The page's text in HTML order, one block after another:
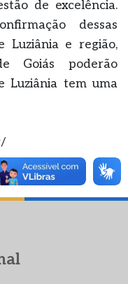
de excelência.
dessas
Luziânia e região,
Goiás poderão
Luziânia tem uma